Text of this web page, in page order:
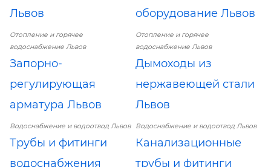
Львов
оборудование Львов
Отопление и горячее
водоснабжение Львов
Запорно-
регулирующая
арматура Львов
Отопление и горячее
водоснабжение Львов
Дымоходы из
нержавеющей стали
Львов
Водоснабжение и водоотвод Львов
Трубы и фитинги
водоснабжения
Водоснабжение и водоотвод Львов
Канализационные
трубы и фитинги